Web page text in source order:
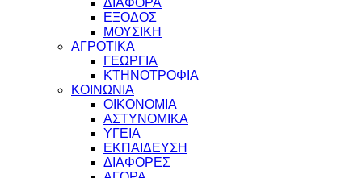
ΔΙΑΦΟΡΑ
ΕΞΟΔΟΣ
ΜΟΥΣΙΚΗ
ΑΓΡΟΤΙΚΑ
ΓΕΩΡΓΙΑ
ΚΤΗΝΟΤΡΟΦΙΑ
ΚΟΙΝΩΝΙΑ
ΟΙΚΟΝΟΜΙΑ
ΑΣΤΥΝΟΜΙΚΑ
ΥΓΕΙΑ
ΕΚΠΑΙΔΕΥΣΗ
ΔΙΑΦΟΡΕΣ